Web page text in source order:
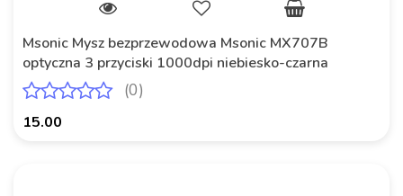
Msonic Mysz bezprzewodowa Msonic MX707B
optyczna 3 przyciski 1000dpi niebiesko-czarna
(0)
15.00